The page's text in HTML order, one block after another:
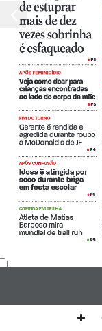
Veja como doar para
crianças encontradas
ao lado do corpo da mãe
Idosa é atingida por
soco durante briga
em festa escolar
Atleta de Matias
Barbosa mira
mundial de trail run
Gerente é rendida e
agredida durante roubo
a McDonald’s de JF
APÓS FEMINICÍDIO
APÓS CONFUSÃO
CORRIDA EM TRILHA
FIM DO TURNO
• P5
• P5
• P9
• P4
• P4
de estuprar
mais de dez
vezes sobrinha
é esfaqueado